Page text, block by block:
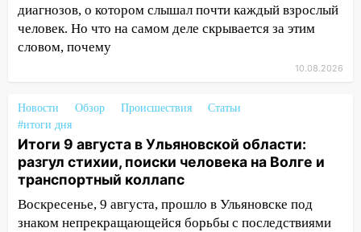
07:30 Евро-3 вместо Евро-5: что
означают классы бензина и можно ли
заливать «старое» топливо в
области днем 9 августа
05:05 День, когда всё может
измениться: гороскоп на 9 августа —
три знака получат шанс, который нельзя
упустить
08.08.2026
диагнозов, о котором слышал почти каждый взрослый
человек. Но что на самом деле скрывается за этим
словом, почему
10.08.2026
Новости Обзор Происшествия
Статьи
#итоги дня
Итоги 9 августа в Ульяновской области:
разгул стихии, поиски человека на Волге и
транспортный коллапс
Воскресенье, 9 августа, прошло в Ульяновске под
знаком непрекращающейся борьбы с последствиями